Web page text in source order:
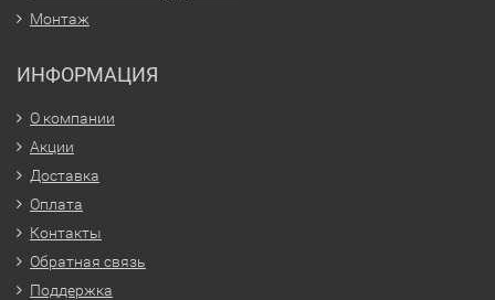
Монтаж
ИНФОРМАЦИЯ
О компании
Акции
Доставка
Оплата
Контакты
Обратная связь
Поддержка